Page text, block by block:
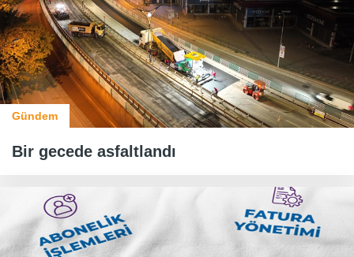
Gündem
Bir gecede asfaltlandı